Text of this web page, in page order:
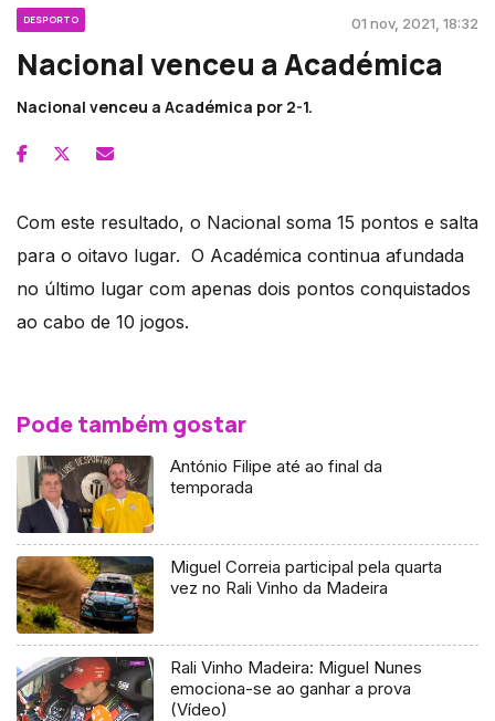
DESPORTO 01 nov, 2021, 18:32
Nacional venceu a Académica
Nacional venceu a Académica por 2-1.
Com este resultado, o Nacional soma 15 pontos e salta
para o oitavo lugar. O Académica continua afundada
no último lugar com apenas dois pontos conquistados
ao cabo de 10 jogos.
Pode também gostar
António Filipe até ao final da
temporada
Miguel Correia participal pela quarta
vez no Rali Vinho da Madeira
Rali Vinho Madeira: Miguel Nunes
emociona-se ao ganhar a prova
(Vídeo)